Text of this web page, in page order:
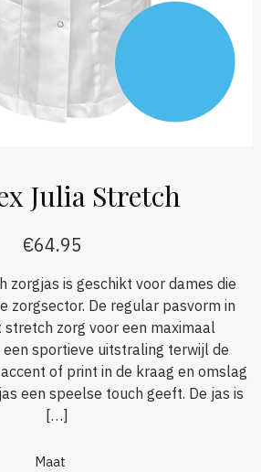
Julia Stretch
€64.95
zorgjas is geschikt voor dames die
zorgsector. De regular pasvorm in
zorg voor een maximaal
sportieve uitstraling terwijl de
of print in de kraag en omslag
een speelse touch geeft. De jas is
[…]
Maat